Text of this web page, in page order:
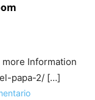
Information
papa-2/ […]